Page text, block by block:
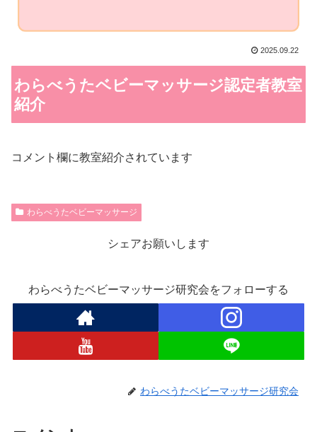
2025.09.22
わらべうたベビーマッサージ認定者教室
紹介
コメント欄に教室紹介されています
わらべうたベビーマッサージ
シェアお願いします
わらべうたベビーマッサージ研究会をフォローする
わらべうたベビーマッサージ研究会